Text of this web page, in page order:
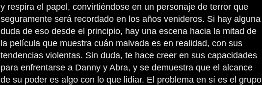
y respira el papel, convirtiéndose en un personaje de terror que
seguramente será recordado en los años venideros. Si hay alguna
duda de eso desde el principio, hay una escena hacia la mitad de
la película que muestra cuán malvada es en realidad, con sus
tendencias violentas. Sin duda, te hace creer en sus capacidades
para enfrentarse a Danny y Abra, y se demuestra que el alcance
de su poder es algo con lo que lidiar. El problema en sí es el grupo